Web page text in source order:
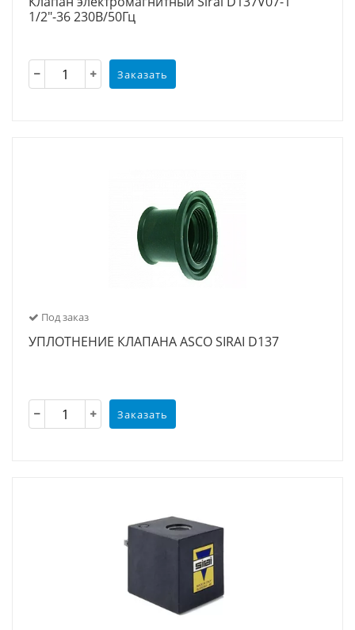
1/2"-36 230В/50Гц
Заказать
Под заказ
УПЛОТНЕНИЕ КЛАПАНА ASCO SIRAI D137
Заказать